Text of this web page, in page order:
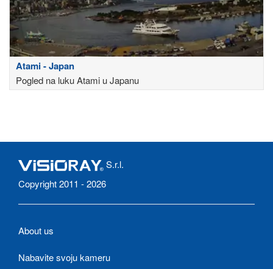
Atami - Japan
Pogled na luku Atami u Japanu
S.r.l.
Copyright 2011 - 2026
About us
Nabavite svoju kameru